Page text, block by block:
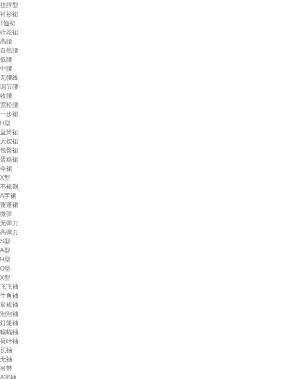
挂脖型
衬衫裙
T恤裙
碎花裙
高腰
自然腰
低腰
中腰
无腰线
调节腰
收腰
宽松腰
一步裙
H型
直筒裙
大摆裙
包臀裙
蛋糕裙
伞裙
X型
不规则
A字裙
蓬蓬裙
微弹
无弹力
高弹力
S型
A型
H型
O型
X型
飞飞袖
牛角袖
常规袖
泡泡袖
灯笼袖
蝙蝠袖
荷叶袖
长袖
无袖
吊带
A字袖